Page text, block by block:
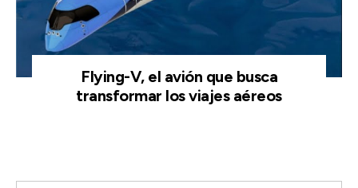
Flying-V, el avión que busca
transformar los viajes aéreos